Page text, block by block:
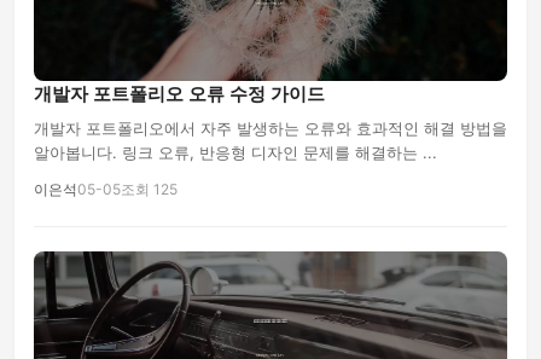
개발자 포트폴리오 오류 수정 가이드
개발자 포트폴리오에서 자주 발생하는 오류와 효과적인 해결 방법을
알아봅니다. 링크 오류, 반응형 디자인 문제를 해결하는 ...
이은석05-05조회 125